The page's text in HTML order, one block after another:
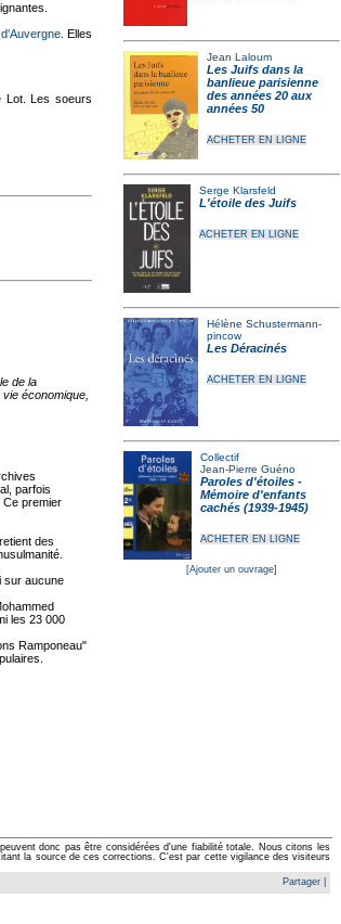
Jean Laloum
Les Juifs dans la
banlieue parisienne
des années 20 aux
années 50
ACHETER EN LIGNE
Serge Klarsfeld
L'étoile des Juifs
ACHETER EN LIGNE
Hélène Schustermann-
pincow
Les Déracinés
ACHETER EN LIGNE
Collectif
Jean-Pierre Guéno
Paroles d'étoiles -
Mémoire d'enfants
cachés (1939-1945)
ACHETER EN LIGNE
[Ajouter un ouvrage]
. Elles
Lot. Les soeurs
de la
économique,
parfois
Ce premier
des
sur aucune
les 23 000
Ramponeau"
donc pas être considérées d'une fiabilité totale. Nous citons les
la source de ces corrections. C'est par cette vigilance des visiteurs
Partager